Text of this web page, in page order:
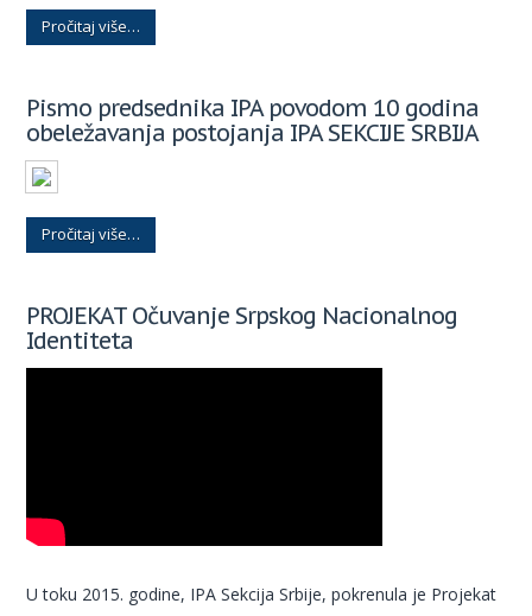
Pročitaj više…
Pismo predsednika IPA povodom 10 godina
obeležavanja postojanja IPA SEKCIJE SRBIJA
Pročitaj više…
PROJEKAT Očuvanje Srpskog Nacionalnog
Identiteta
U toku 2015. godine, IPA Sekcija Srbije, pokrenula je Projekat